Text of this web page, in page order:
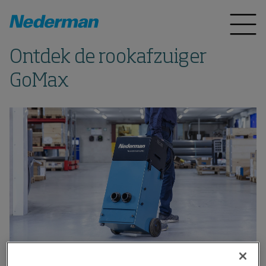
Ontdek de rookafzuiger
GoMax